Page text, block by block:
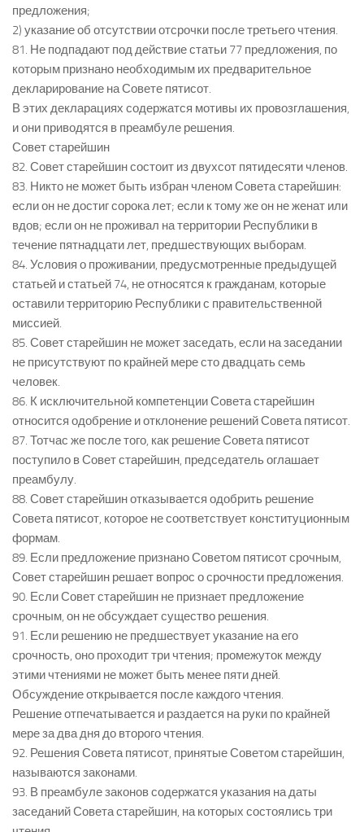
предложения;
2) указание об отсутствии отсрочки после третьего чтения.
81. Не подпадают под действие статьи 77 предложения, по
которым признано необходимым их предварительное
декларирование на Совете пятисот.
В этих декларациях содержатся мотивы их провозглашения,
и они приводятся в преамбуле решения.
Совет старейшин
82. Совет старейшин состоит из двухсот пятидесяти членов.
83. Никто не может быть избран членом Совета старейшин:
если он не достиг сорока лет; если к тому же он не женат или
вдов; если он не проживал на территории Республики в
течение пятнадцати лет, предшествующих выборам.
84. Условия о проживании, предусмотренные предыдущей
статьей и статьей 74, не относятся к гражданам, которые
оставили территорию Республики с правительственной
миссией.
85. Совет старейшин не может заседать, если на заседании
не присутствуют по крайней мере сто двадцать семь
человек.
86. К исключительной компетенции Совета старейшин
относится одобрение и отклонение решений Совета пятисот.
87. Тотчас же после того, как решение Совета пятисот
поступило в Совет старейшин, председатель оглашает
преамбулу.
88. Совет старейшин отказывается одобрить решение
Совета пятисот, которое не соответствует конституционным
формам.
89. Если предложение признано Советом пятисот срочным,
Совет старейшин решает вопрос о срочности предложения.
90. Если Совет старейшин не признает предложение
срочным, он не обсуждает существо решения.
91. Если решению не предшествует указание на его
срочность, оно проходит три чтения; промежуток между
этими чтениями не может быть менее пяти дней.
Обсуждение открывается после каждого чтения.
Решение отпечатывается и раздается на руки по крайней
мере за два дня до второго чтения.
92. Решения Совета пятисот, принятые Советом старейшин,
называются законами.
93. В преамбуле законов содержатся указания на даты
заседаний Совета старейшин, на которых состоялись три